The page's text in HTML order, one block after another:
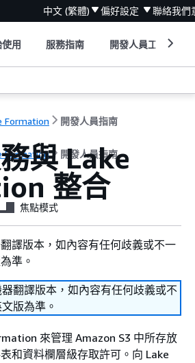
中文 (繁體) 偏好設定 聯絡我們
用 服務指南 開發人員工具
Formation 開發人員指南
Formation 開發人員指南
與 Lake
整合
焦點模式
譯版本，如內容有任何歧義或不一
準。
翻譯版本，如內容有任何歧義或不
版為準。
來管理 Amazon S3 中所存放
和資料欄層級存取許可。向 Lake